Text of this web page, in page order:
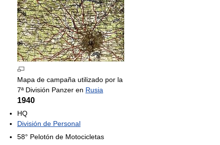
Mapa de campaña utilizado por la
7ª División Panzer en Rusia
1940
HQ
División de Personal
58° Pelotón de Motocicletas